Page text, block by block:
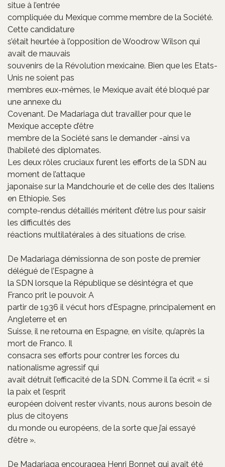
situe à l’entrée
compliquée du Mexique comme membre de la Société.
Cette candidature
s’était heurtée à l’opposition de Woodrow Wilson qui
avait de mauvais
souvenirs de la Révolution mexicaine. Bien que les Etats-
Unis ne soient pas
membres eux-mêmes, le Mexique avait été bloqué par
une annexe du
Covenant. De Madariaga dut travailler pour que le
Mexique accepte d’être
membre de la Société sans le demander -ainsi va
l’habileté des diplomates.
Les deux rôles cruciaux furent les efforts de la SDN au
moment de l’attaque
japonaise sur la Mandchourie et de celle des des Italiens
en Ethiopie. Ses
compte-rendus détaillés méritent d’être lus pour saisir
les difficultés des
réactions multilatérales à des situations de crise.
De Madariaga démissionna de son poste de premier
délégué de l’Espagne à
la SDN lorsque la République se désintégra et que
Franco prit le pouvoir. A
partir de 1936 il vécut hors d’Espagne, principalement en
Angleterre et en
Suisse, il ne retourna en Espagne, en visite, qu’après la
mort de Franco. Il
consacra ses efforts pour contrer les forces du
nationalisme agressif qui
avait détruit l’efficacité de la SDN. Comme il l’a écrit « si
la paix et l’esprit
européen doivent rester vivants, nous aurons besoin de
plus de citoyens
du monde ou européens, de la sorte que j’ai essayé
d’être ».
De Madariaga encouragea Henri Bonnet qui avait été